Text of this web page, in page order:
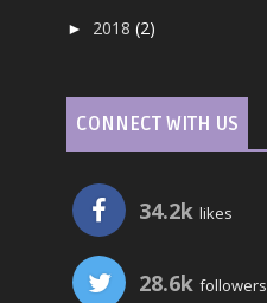
► 2018(2)
CONNECT WITH US
34.2k likes
28.6k followers